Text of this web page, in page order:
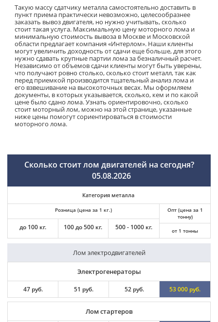
Такую массу сдатчику металла самостоятельно доставить в
пункт приема практически невозможно, целесообразнее
заказать вывоз двигателя, но нужно учитывать, сколько
стоит такая услуга. Максимальную цену моторного лома и
минимальную стоимость вывоза в Москве и Московской
области предлагает компания «Интерлом». Наши клиенты
могут увеличить доходность от сдачи еще больше, для этого
нужно сдавать крупные партии лома за безналичный расчет.
Независимо от объемов сдачи клиенты могут быть уверены,
что получают ровно столько, сколько стоит металл, так как
перед приемкой производится тщательный анализ лома и
его взвешивание на высокоточных весах. Мы оформляем
документы, в которых указывается, сколько, кем и по какой
цене было сдано лома. Узнать ориентировочно, сколько
стоит моторный лом, можно на этой странице, указанные
ниже цены помогут сориентироваться в стоимости
моторного лома.
Сколько стоит лом двигателей на сегодня?
05.08.2026
Категория металла
Розница (цена за 1 кг.)
до 100 кг. 100 до 500 кг. 500 - 1000 кг.
Опт (цена за 1
тонну)
от 1 тонны
Лом электродвигателей
Электрогенераторы
47 руб. 51 руб. 52 руб. 53 000 руб.
Лом стартеров